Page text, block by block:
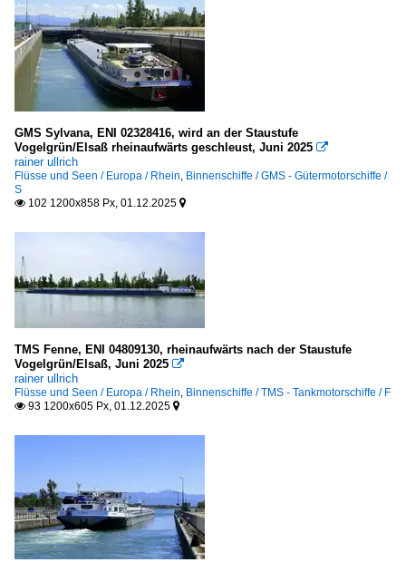
GMS Sylvana, ENI 02328416, wird an der Staustufe
Vogelgrün/Elsaß rheinaufwärts geschleust, Juni 2025 
rainer ullrich
Flüsse und Seen / Europa / Rhein Binnenschiffe / GMS - Gütermotorschiffe /
S
 102 1200x858 Px, 01.12.2025 
TMS Fenne, ENI 04809130, rheinaufwärts nach der Staustufe
Vogelgrün/Elsaß, Juni 2025 
rainer ullrich
Flüsse und Seen / Europa / Rhein Binnenschiffe / TMS - Tankmotorschiffe / F
 93 1200x605 Px, 01.12.2025 